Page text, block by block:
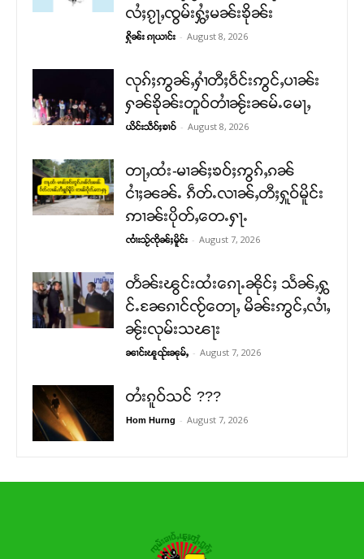
လႆႈၵႂႃႇၸွမ်းႁွႆႈမၼ်းၶိုၼ်း
ႁိုၼ်း ၵႃယၢင်း - August 8, 2026
လုၵ်ႈဢွၼ်ႇႁၢႆတီႈဝဵင်းဢွင်ႇပၢၼ်း
ႁၼ်ၶိုၼ်းတူဝ်တၢႆၼႂ်းၼမ်ႉမေႃႇ
ယိင်းသဵဝ်ႈၶၢဝ် - August 8, 2026
တႃႇထႆး-မၢၼ်ႈၶဝ်ႈဢွၵ်ႇၵၼ်
ငၢႆႈၼၼ်ႉ ၵဵတ်ႉလၢၼ်ႇတီႈႁူဝ်မိူင်း
ဢၢၼ်းပိုတ်ႇတေႉႁႃႉ
ၸၢႆးသႂ်ၸိုၼ်ႈမိူင်း - August 7, 2026
တႅၼ်းၽွင်းထႆးၵေႃႉၼိုင်ႈ သႅၼ်ႇႁွ
င်ႉၼႄၵၢင်ၸႂ်တေႃႇ မိၼ်းဢွင်ႇလၢႆႇ
ၼႂ်းလုမ်းသၽႃး
ၼၢင်းၽူၺ်းၼုမ်ႇ - August 7, 2026
တႆးၵူဝ်သင် ???
Hom Hurng - August 7, 2026